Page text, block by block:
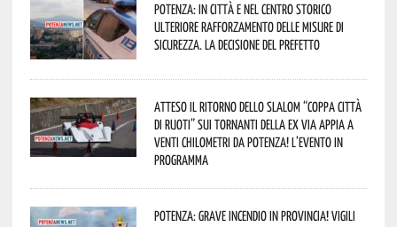
Potenza: in città e nel centro storico
ulteriore rafforzamento delle misure di
sicurezza. La decisione del Prefetto
Atteso il ritorno dello slalom “Coppa Città
di Ruoti” sui tornanti della ex via Appia a
venti chilometri da Potenza! L’evento in
programma
Potenza: grave incendio in Provincia! Vigili